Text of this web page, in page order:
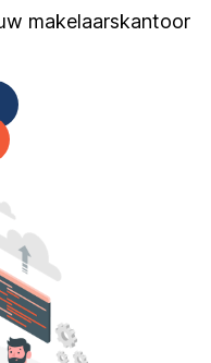
makelaarskantoor